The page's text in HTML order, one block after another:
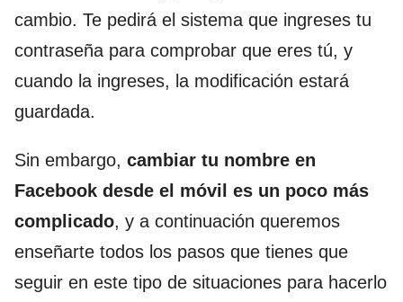
cambio. Te pedirá el sistema que ingreses tu
contraseña para comprobar que eres tú, y
cuando la ingreses, la modificación estará
guardada.
Sin embargo, cambiar tu nombre en
Facebook desde el móvil es un poco más
complicado, y a continuación queremos
enseñarte todos los pasos que tienes que
seguir en este tipo de situaciones para hacerlo